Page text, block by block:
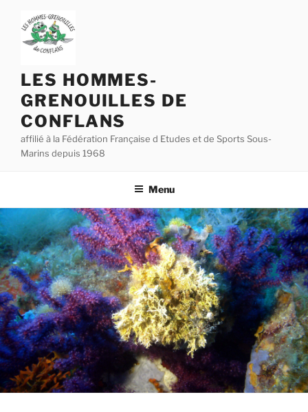
contenu
principal
LES HOMMES-
GRENOUILLES DE
CONFLANS
affilié à la Fédération Française d Etudes et de Sports Sous-
Marins depuis 1968
Menu